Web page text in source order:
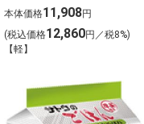
web用】
本体価格11,908円
(税込価格12,860円／税8%)
【軽】